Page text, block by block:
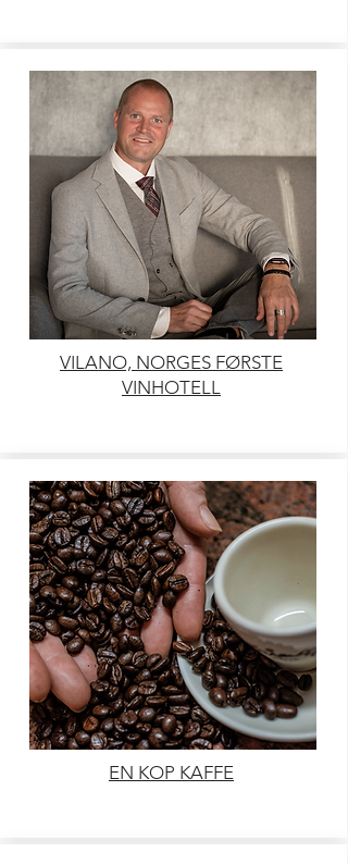
VILANO, NORGES FØRSTE
VINHOTELL
EN KOP KAFFE